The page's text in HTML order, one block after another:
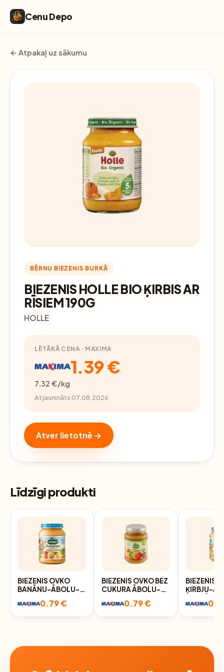
Cenu Depo
← Atpakaļ uz sākumu
BĒRNU BIEZENIS BURKĀ
BIEZENIS HOLLE BIO ĶIRBIS AR
RĪSIEM 190G
HOLLE
LĒTĀKĀ CENA · MAXIMA
1.39 €
7.32 €/kg
Atjaunināts 07.08.2026
Atver lietotnē →
Līdzīgi produkti
BIEZENIS OVKO
BANĀNU-ĀBOLU-
0.79 €
BIEZENIS OVKO BEZ
CUKURA ĀBOLU-
0.79 €
BIEZENIS
ĶIRBJU-